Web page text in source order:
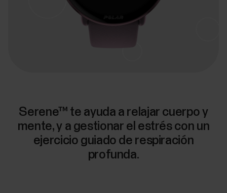
Serene™ te ayuda a relajar cuerpo y
mente, y a gestionar el estrés con un
ejercicio guiado de respiración
profunda.